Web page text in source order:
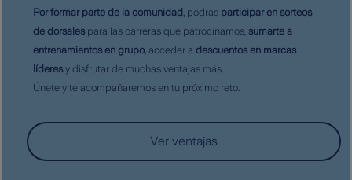
Por formar parte de la comunidad, podrás participar en sorteos
de dorsales para las carreras que patrocinamos, sumarte a
entrenamientos en grupo, acceder a descuentos en marcas
líderes y disfrutar de muchas ventajas más.
Únete y te acompañaremos en tu próximo reto.
Ver ventajas